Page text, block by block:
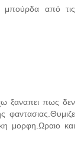
μπούρδα από τις
ξαναπει πως δεν
φαντασιας.Θυμιζε
μορφη.Ωραιο και